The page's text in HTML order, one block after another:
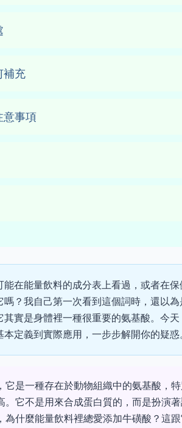
補充
意事項
在能量飲料的成分表上看過，或者在
？我自己第一次看到這個詞時，還以
實是身體裡一種很重要的氨基酸。今
定義到實際應用，一步步解開你的疑惑
它是一種存在於動物組織中的氨基酸，
。它不是用來合成蛋白質的，而是扮演
為什麼能量飲料裡總愛添加牛磺酸？這